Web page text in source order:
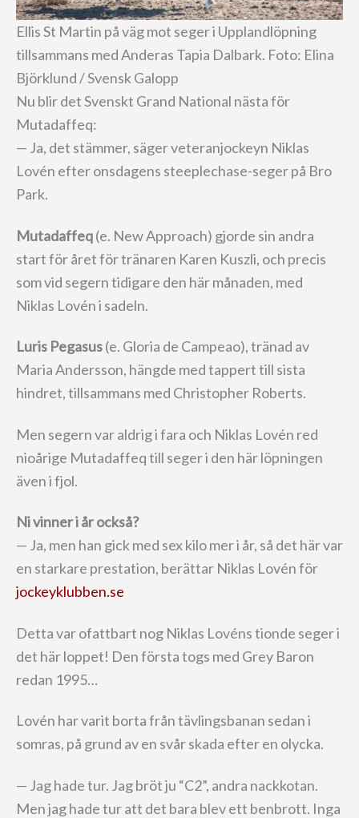
Ellis St Martin på väg mot seger i Upplandlöpning
tillsammans med Anderas Tapia Dalbark. Foto: Elina
Björklund / Svensk Galopp
Nu blir det Svenskt Grand National nästa för
Mutadaffeq:
— Ja, det stämmer, säger veteranjockeyn Niklas
Lovén efter onsdagens steeplechase-seger på Bro
Park.
Mutadaffeq(e. New Approach) gjorde sin andra
start för året för tränaren Karen Kuszli, och precis
som vid segern tidigare den här månaden, med
Niklas Lovén i sadeln.
Luris Pegasus(e. Gloria de Campeao), tränad av
Maria Andersson, hängde med tappert till sista
hindret, tillsammans med Christopher Roberts.
Men segern var aldrig i fara och Niklas Lovén red
nioårige Mutadaffeq till seger i den här löpningen
även i fjol.
Ni vinner i år också?
— Ja, men han gick med sex kilo mer i år, så det här var
en starkare prestation, berättar Niklas Lovén för
jockeyklubben.se
Detta var ofattbart nog Niklas Lovéns tionde seger i
det här loppet! Den första togs med Grey Baron
redan 1995…
Lovén har varit borta från tävlingsbanan sedan i
somras, på grund av en svår skada efter en olycka.
— Jag hade tur. Jag bröt ju “C2”, andra nackkotan.
Men jag hade tur att det bara blev ett benbrott. Inga